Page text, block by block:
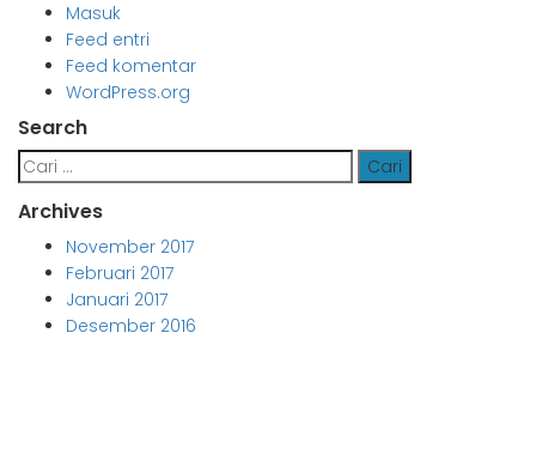
Masuk
Feed entri
Feed komentar
WordPress.org
Search
Cari
untuk:
Archives
November 2017
Februari 2017
Januari 2017
Desember 2016